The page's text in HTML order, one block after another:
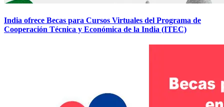
India ofrece Becas para Cursos Virtuales del Programa de
Cooperación Técnica y Económica de la India (ITEC)